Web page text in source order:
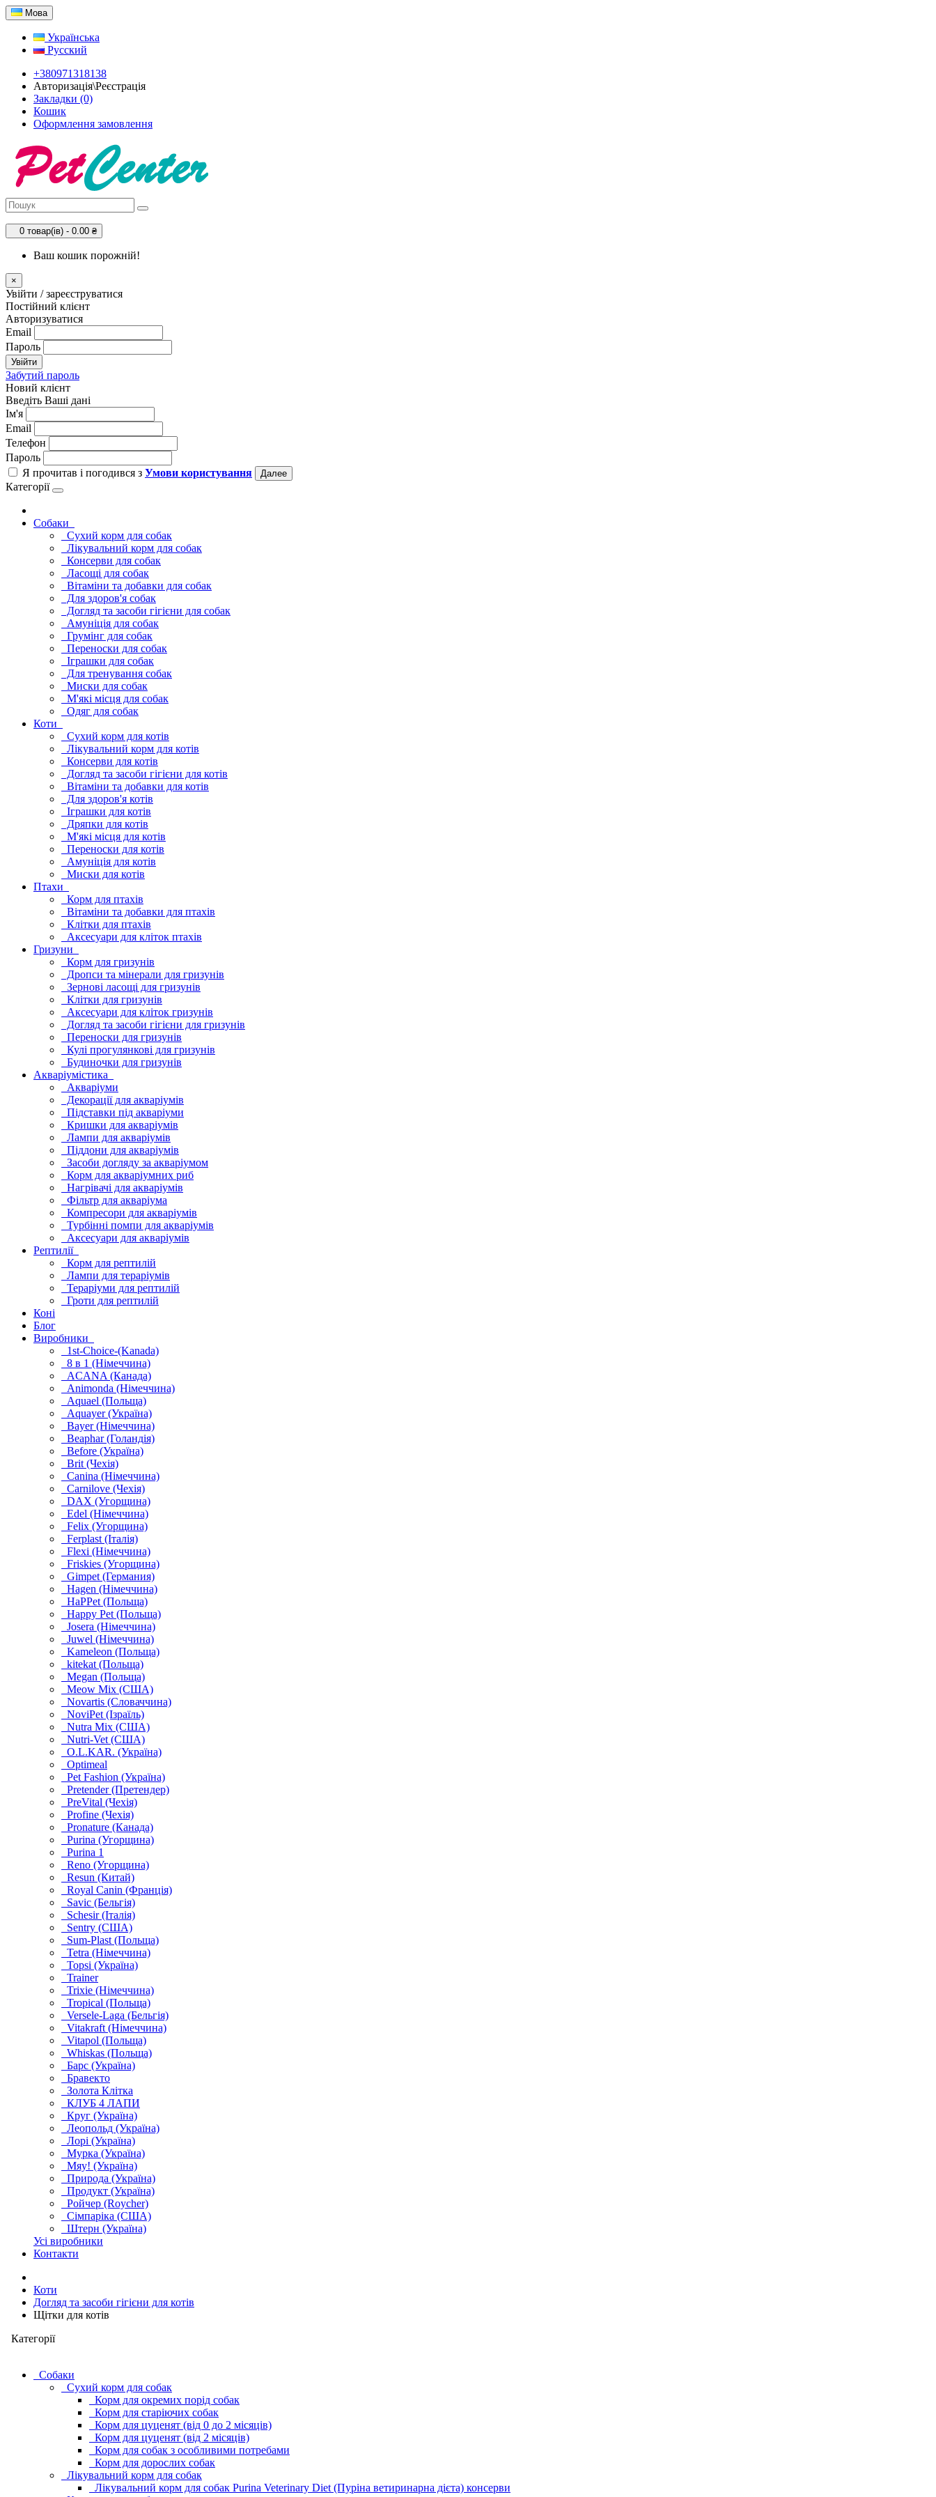
Мова
Українська
Русский
+380971318138
Авторизація\Реєстрація
Закладки (0)
Кошик
Оформлення замовлення
0 товар(ів) - 0.00 ₴
Ваш кошик порожній!
×
Увійти / зареєструватися
Постійний клієнт
Авторизуватися
Email
Пароль
Увійти
Забутий пароль
Новий клієнт
Введіть Ваші дані
Ім'я
Email
Телефон
Пароль
Я прочитав і погодився з Умови користування Далее
Категорії
Cобаки
Сухий корм для собак
Лікувальний корм для собак
Консерви для собак
Ласощі для собак
Вітаміни та добавки для собак
Для здоров'я собак
Догляд та засоби гігієни для собак
Амуніція для собак
Грумінг для собак
Переноски для собак
Іграшки для собак
Для тренування собак
Миски для собак
М'які місця для собак
Одяг для собак
Коти
Сухий корм для котів
Лікувальний корм для котів
Консерви для котів
Догляд та засоби гігієни для котів
Вітаміни та добавки для котів
Для здоров'я котів
Іграшки для котів
Дряпки для котів
М'які місця для котів
Переноски для котів
Амуніція для котів
Миски для котів
Птахи
Корм для птахів
Вітаміни та добавки для птахів
Клітки для птахів
Аксесуари для кліток птахів
Гризуни
Корм для гризунів
Дропси та мінерали для гризунів
Зернові ласощі для гризунів
Клітки для гризунів
Аксесуари для кліток гризунів
Догляд та засоби гігієни для гризунів
Переноски для гризунів
Кулі прогулянкові для гризунів
Будиночки для гризунів
Акваріумістика
Акваріуми
Декорації для акваріумів
Підставки під акваріуми
Кришки для акваріумів
Лампи для акваріумів
Піддони для акваріумів
Засоби догляду за акваріумом
Корм для акваріумних риб
Нагрівачі для акваріумів
Фільтр для акваріума
Компресори для акваріумів
Турбінні помпи для акваріумів
Аксесуари для акваріумів
Рептилії
Корм для рептилій
Лампи для тераріумів
Тераріуми для рептилій
Гроти для рептилій
Коні
Блог
Виробники
1st-Choice-(Kanada)
8 в 1 (Німеччина)
ACANA (Канада)
Animonda (Німеччина)
Aquael (Польща)
Aquayer (Україна)
Bayer (Німеччина)
Beaphar (Голандія)
Before (Україна)
Brit (Чехія)
Canina (Німеччина)
Carnilove (Чехія)
DAX (Угорщина)
Edel (Німеччина)
Felix (Угорщина)
Ferplast (Італія)
Flexi (Німеччина)
Friskies (Угорщина)
Gimpet (Германия)
Hagen (Німеччина)
HaPPet (Польща)
Happy Pet (Польща)
Josera (Німеччина)
Juwel (Німеччина)
Kameleon (Польща)
kitekat (Польща)
Megan (Польща)
Meow Mix (США)
Novartis (Словаччина)
NoviPet (Ізраїль)
Nutra Mix (США)
Nutri-Vet (США)
O.L.KAR. (Україна)
Optimeal
Pet Fashion (Україна)
Pretender (Претендер)
PreVital (Чехія)
Profine (Чехія)
Pronature (Канада)
Purina (Угорщина)
Purina 1
Reno (Угорщина)
Resun (Китай)
Royal Canin (Франція)
Savic (Бельгія)
Schesir (Італія)
Sentry (США)
Sum-Plast (Польща)
Tetra (Німеччина)
Topsi (Україна)
Trainer
Trixie (Німеччина)
Tropical (Польща)
Versele-Laga (Бельгія)
Vitakraft (Німеччина)
Vitapol (Польща)
Whiskas (Польща)
Барс (Україна)
Бравекто
Золота Клітка
КЛУБ 4 ЛАПИ
Круг (Україна)
Леопольд (Україна)
Лорі (Україна)
Мурка (Україна)
Мяу! (Україна)
Природа (Україна)
Продукт (Україна)
Ройчер (Roycher)
Сімпаріка (США)
Штерн (Україна)
Усі виробники
Контакти
Коти
Догляд та засоби гігієни для котів
Щітки для котів
Категорії
Cобаки
Сухий корм для собак
Корм для окремих порід собак
Корм для старіючих собак
Корм для цуценят (від 0 до 2 місяців)
Корм для цуценят (від 2 місяців)
Корм для собак з особливими потребами
Корм для дорослих собак
Лікувальний корм для собак
Лікувальний корм для собак Purina Veterinary Diet (Пуріна ветиринарна дієта) консерви